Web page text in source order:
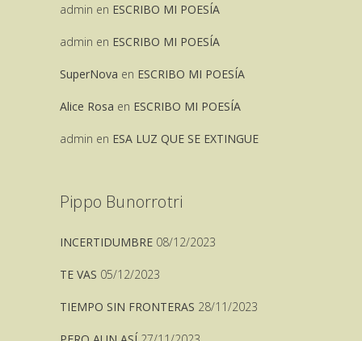
admin en ESCRIBO MI POESÍA
admin en ESCRIBO MI POESÍA
SuperNova en ESCRIBO MI POESÍA
Alice Rosa en ESCRIBO MI POESÍA
admin en ESA LUZ QUE SE EXTINGUE
Pippo Bunorrotri
INCERTIDUMBRE 08/12/2023
TE VAS 05/12/2023
TIEMPO SIN FRONTERAS 28/11/2023